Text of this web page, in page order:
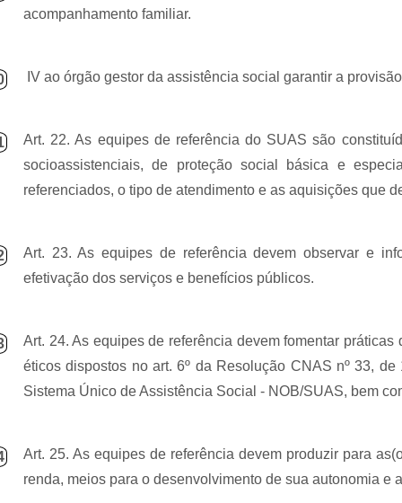
acompanhamento familiar.
IV ao órgão gestor da assistência social garantir a
Art. 22. As equipes de referência do SUAS são
socioassistenciais, de proteção social básica e
referenciados, o tipo de atendimento e as aquisições que
Art. 23. As equipes de referência devem observar e
efetivação dos serviços e benefícios públicos.
Art. 24. As equipes de referência devem fomentar
éticos dispostos no art. 6º da Resolução CNAS nº 33,
Sistema Único de Assistência Social - NOB/SUAS, bem
Art. 25. As equipes de referência devem produzir para
renda, meios para o desenvolvimento de sua autonomia e